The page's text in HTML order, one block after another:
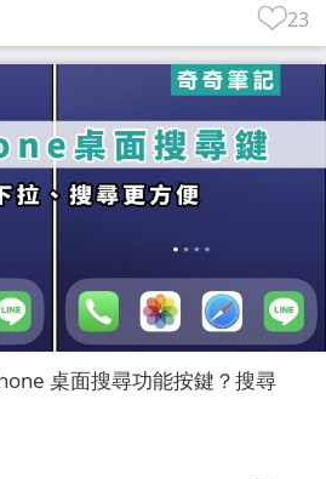
23
桌面搜尋功能按鍵？搜尋